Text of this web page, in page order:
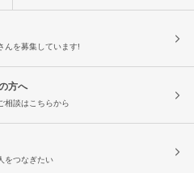
んを募集しています!
方へ
相談はこちらから
をつなぎたい